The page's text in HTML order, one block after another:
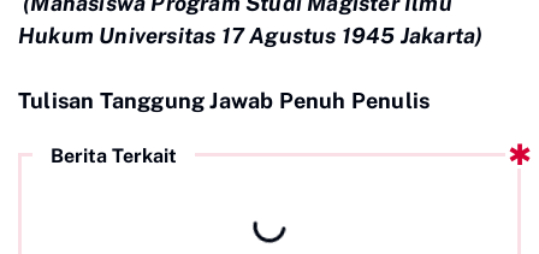
Hukum Universitas 17 Agustus 1945 Jakarta)
Tulisan Tanggung Jawab Penuh Penulis
Berita Terkait